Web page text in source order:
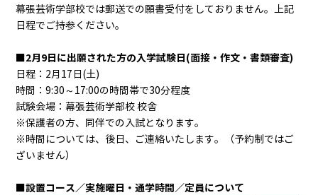
幕張芸術学部校では郵送での願書受付をしておりません。上記
日程でご持参ください。
■2月9日に出願された方の入学試験日(面接・作文・書類審査)
日程：2月17日(土)
時間：9:30～17:00の時間帯で30分程度
試験会場：幕張芸術学部校 校舎
※保護者の方、同伴での入試となります。
※時間については、後日、ご連絡いたします。（予約制ではご
ざいません）
■設置コース／実施曜日・通学時間／定員について